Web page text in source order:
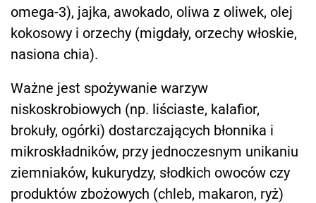
omega-3), jajka, awokado, oliwa z oliwek, olej
kokosowy i orzechy (migdały, orzechy włoskie,
nasiona chia).
Ważne jest spożywanie warzyw
niskoskrobiowych (np. liściaste, kalafior,
brokuły, ogórki) dostarczających błonnika i
mikroskładników, przy jednoczesnym unikaniu
ziemniaków, kukurydzy, słodkich owoców czy
produktów zbożowych (chleb, makaron, ryż)